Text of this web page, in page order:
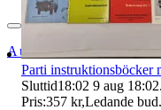
Auktionsbyra
Parti instruktionsböcker
Sluttid18:02 9 aug 18:02.
Pris:357 kr,Ledande bud.